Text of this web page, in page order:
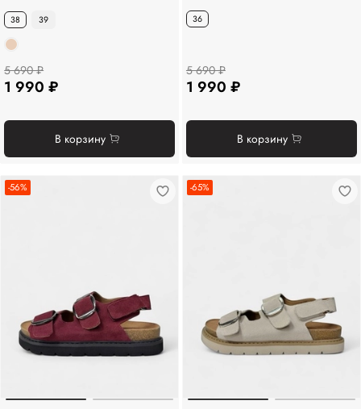
38 39
5 690 ₽
1 990 ₽
В корзину
36
5 690 ₽
1 990 ₽
В корзину
-56% -65%